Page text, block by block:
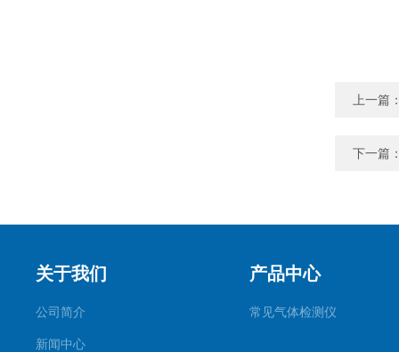
上一篇
下一篇
关于我们
公司简介
新闻中心
产品中心
常见气体检测仪